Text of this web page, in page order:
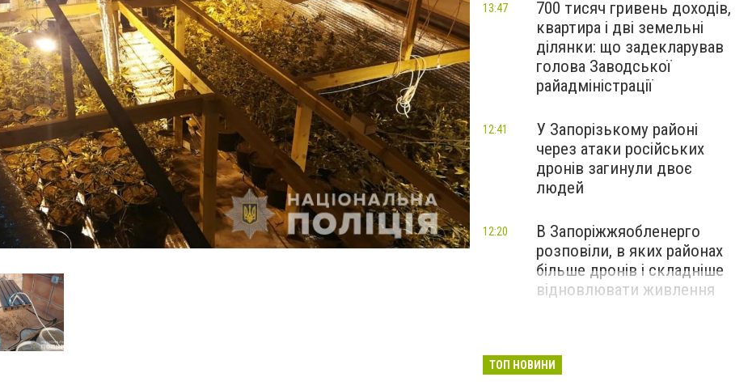
700 тисяч гривень доходів,
квартира і дві земельні
ділянки: що задекларував
голова Заводської
райадміністрації
13:47
У Запорізькому районі
через атаки російських
дронів загинули двоє
людей
12:41
В Запоріжжяобленерго
розповіли, в яких районах
більше дронів і складніше
відновлювати живлення
12:20
ТОП НОВИНИ